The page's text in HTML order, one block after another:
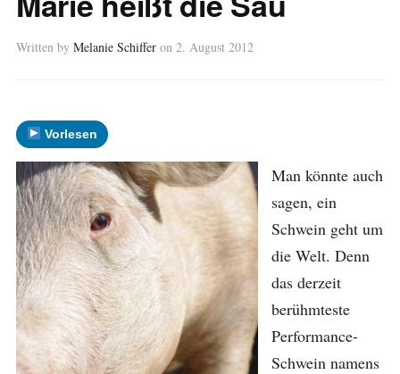
Written by Melanie Schiffer on 2. August 2012
Vorlesen
Man könnte auch
sagen, ein
Schwein geht um
die Welt. Denn
das derzeit
berühmteste
Performance-
Schwein namens